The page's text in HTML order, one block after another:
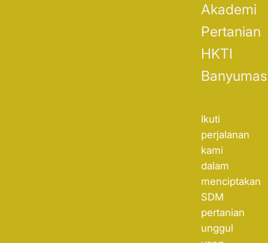
Akademi
Pertanian
HKTI
Banyumas
Ikuti
perjalanan
kami
dalam
menciptakan
SDM
pertanian
unggul